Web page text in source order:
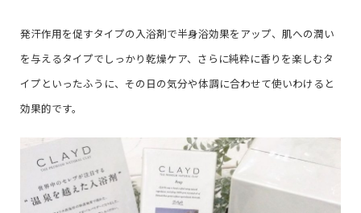
発汗作用を促すタイプの入浴剤で半身浴効果をアップ、肌への潤い
を与えるタイプでしっかり乾燥ケア、さらに純粋に香りを楽しむタ
イプといったふうに、その日の気分や体調に合わせて使いわけると
効果的です。